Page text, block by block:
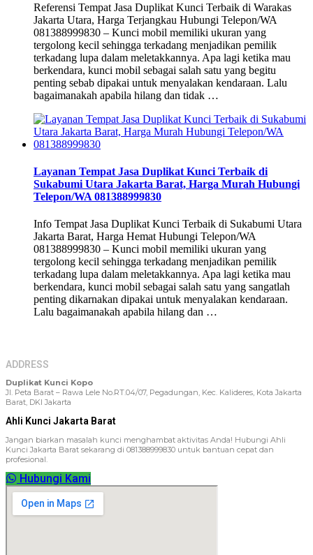
Referensi Tempat Jasa Duplikat Kunci Terbaik di Warakas
Jakarta Utara, Harga Terjangkau Hubungi Telepon/WA
081388999830 – Kunci mobil memiliki ukuran yang
tergolong kecil sehingga terkadang menjadikan pemilik
terkadang lupa dalam meletakkannya. Apa lagi ketika mau
berkendara, kunci mobil sebagai salah satu yang begitu
penting sebab dipakai untuk menyalakan kendaraan. Lalu
bagaimanakah apabila hilang dan tidak …
Layanan Tempat Jasa Duplikat Kunci Terbaik di
Sukabumi Utara Jakarta Barat, Harga Murah Hubungi
Telepon/WA 081388999830
Info Tempat Jasa Duplikat Kunci Terbaik di Sukabumi Utara
Jakarta Barat, Harga Hemat Hubungi Telepon/WA
081388999830 – Kunci mobil memiliki ukuran yang
tergolong kecil sehingga terkadang menjadikan pemilik
terkadang lupa dalam meletakkannya. Apa lagi ketika mau
berkendara, kunci mobil sebagai salah satu yang sangatlah
penting dikarnakan dipakai untuk menyalakan kendaraan.
Lalu bagaimanakah apabila hilang dan …
ADDRESS
Duplikat Kunci Kopo
Jl. Peta Barat – Rawa Lele No.RT.04/07, Pegadungan, Kec. Kalideres, Kota Jakarta
Barat, DKI Jakarta
Ahli Kunci Jakarta Barat
Jangan biarkan masalah kunci menghambat aktivitas Anda! Hubungi Ahli
Kunci Jakarta Barat sekarang di 081388999830 untuk bantuan cepat dan
profesional.
Hubungi Kami